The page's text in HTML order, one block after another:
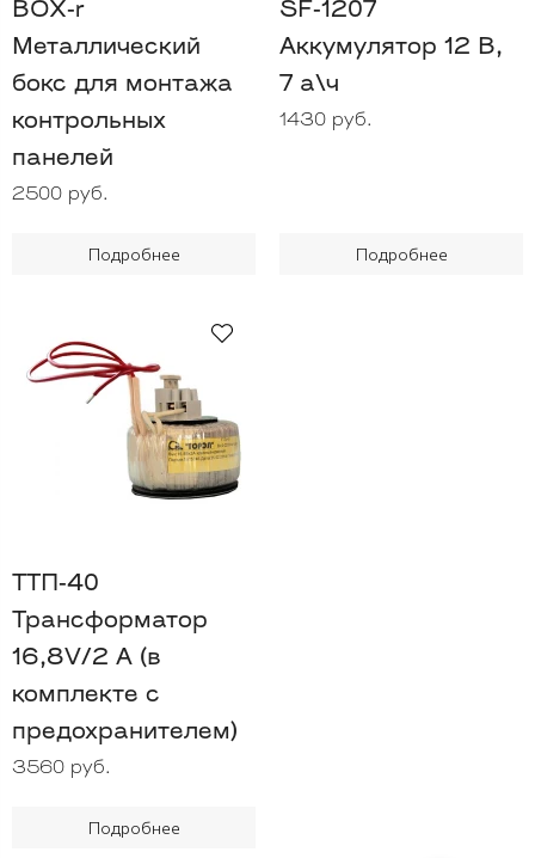
BOX-r
Металлический
бокс для монтажа
контрольных
панелей
2500 руб.
Подробнее
SF-1207
Аккумулятор 12 B,
7 а\ч
1430 руб.
Подробнее
ТТП-40
Трансформатор
16,8V/2 A (в
комплекте с
предохранителем)
3560 руб.
Подробнее